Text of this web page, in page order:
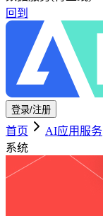
回到
登录/注册
首页 AI应用服务
系统